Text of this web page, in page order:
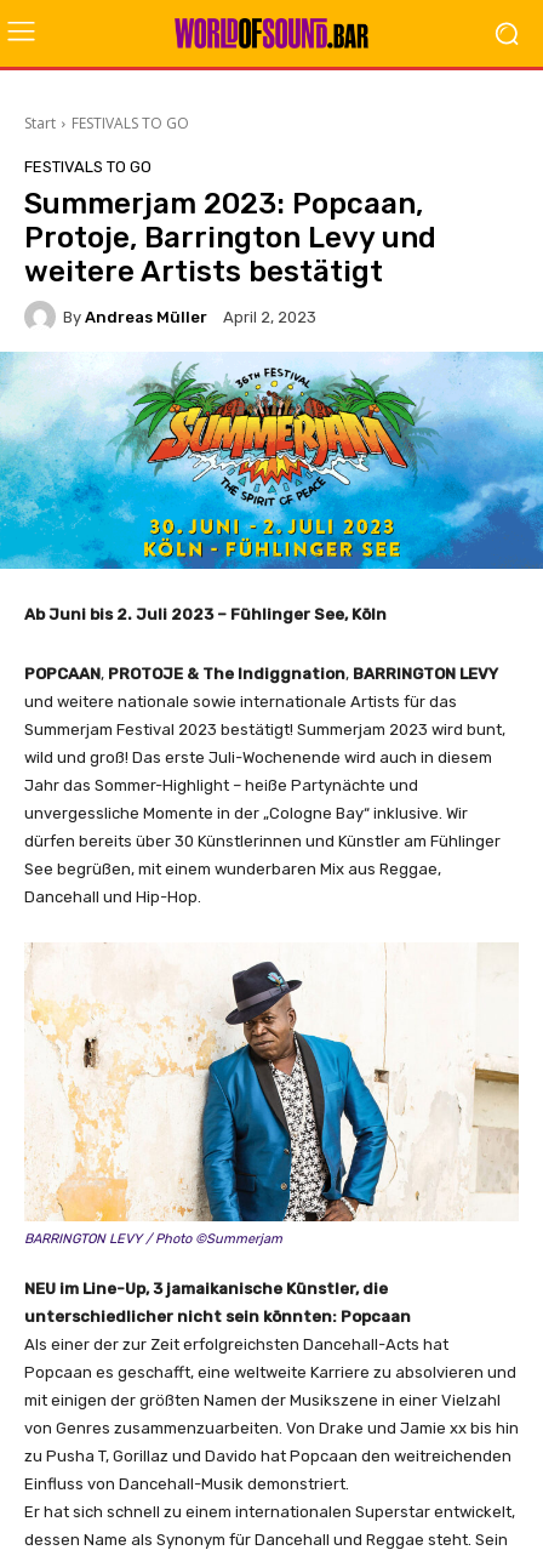
Start FESTIVALS TO GO
FESTIVALS TO GO
Summerjam 2023: Popcaan,
Protoje, Barrington Levy und
weitere Artists bestätigt
By Andreas Müller April 2, 2023
Ab Juni bis 2. Juli 2023 – Fühlinger See, Köln
POPCAAN, PROTOJE & The Indiggnation, BARRINGTON LEVY
und weitere nationale sowie internationale Artists für das
Summerjam Festival 2023 bestätigt! Summerjam 2023 wird bunt,
wild und groß! Das erste Juli-Wochenende wird auch in diesem
Jahr das Sommer-Highlight – heiße Partynächte und
unvergessliche Momente in der „Cologne Bay“ inklusive. Wir
dürfen bereits über 30 Künstlerinnen und Künstler am Fühlinger
See begrüßen, mit einem wunderbaren Mix aus Reggae,
Dancehall und Hip-Hop.
BARRINGTON LEVY / Photo ©Summerjam
NEU im Line-Up, 3 jamaikanische Künstler, die
unterschiedlicher nicht sein könnten: Popcaan
Als einer der zur Zeit erfolgreichsten Dancehall-Acts hat
Popcaan es geschafft, eine weltweite Karriere zu absolvieren und
mit einigen der größten Namen der Musikszene in einer Vielzahl
von Genres zusammenzuarbeiten. Von Drake und Jamie xx bis hin
zu Pusha T, Gorillaz und Davido hat Popcaan den weitreichenden
Einfluss von Dancehall-Musik demonstriert.
Er hat sich schnell zu einem internationalen Superstar entwickelt,
dessen Name als Synonym für Dancehall und Reggae steht. Sein